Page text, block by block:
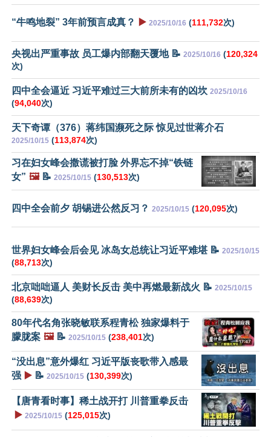
“牛鸣地裂” 3年前预言成真？ ▶️ 2025/10/16 (111,732次)
央视出严重事故 员工爆内部翻天覆地 📝 2025/10/16 (120,324
次)
四中全会逼近 习近平难过三大前所未有的凶坎 2025/10/16
(94,040次)
天下奇谭（376）蒋纬国濒死之际 惊见过世蒋介石
2025/10/15 (113,874次)
习在妇女峰会撒谎被打脸 外界忘不掉“铁链
女” 🖼️📝 2025/10/15 (130,513次)
四中全会前夕 胡锡进公然反习？ 2025/10/15 (120,095次)
世界妇女峰会后会见 冰岛女总统让习近平难堪 📝 2025/10/15
(88,713次)
北京咄咄逼人 美财长反击 美中再燃最新战火 📝 2025/10/15
(88,639次)
80年代名角张晓敏联系程青松 独家爆料于
朦胧案 🖼️📝 2025/10/15 (238,401次)
“没出息”意外爆红 习近平版丧歌带入感最
强 ▶️ 📝 2025/10/15 (130,399次)
【唐青看时事】稀土战开打 川普重拳反击
▶️ 2025/10/15 (125,015次)